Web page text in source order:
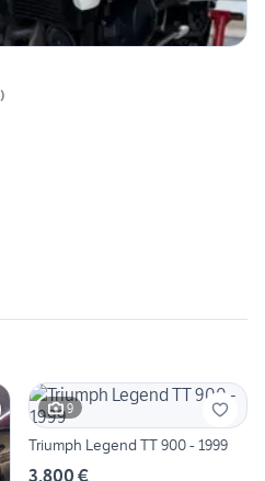
)
9
Triumph Legend TT 900 - 1999
3.800 €